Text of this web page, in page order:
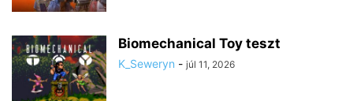
Biomechanical Toy teszt
K_Seweryn - júl 11, 2026